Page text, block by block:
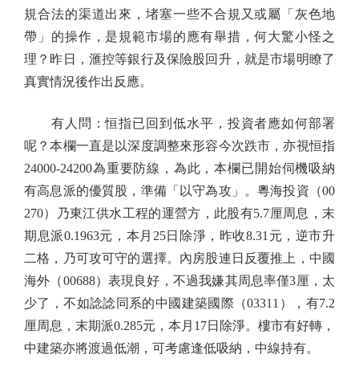
規合法的渠道出來，堵塞一些不合規又或屬「灰色地
帶」的操作，是規範市場的應有舉措，何大驚小怪之
理？昨日，滙控等銀行及保險股回升，就是市場明瞭了
真實情況後作出反應。
有人問：恒指已回到低水平，投資者應如何部署
呢？本欄一直是以深度調整來形容今次跌市，亦視恒指
24000-24200為重要防線，為此，本欄已開始伺機吸納
有高息派的優質股，準備「以守為攻」。粵海投資（00
270）乃東江供水工程的運營方，此股有5.7厘周息，末
期息派0.1963元，本月25日除淨，昨收8.31元，逆市升
二格，乃可攻可守的選擇。內房股連日反覆推上，中國
海外（00688）表現良好，不過我嫌其周息率僅3厘，太
少了，不如諗諗同系的中國建築國際（03311），有7.2
厘周息，末期派0.285元，本月17日除淨。樓市有好轉，
中建築亦將渡過低潮，可考慮逢低吸納，中線持有。